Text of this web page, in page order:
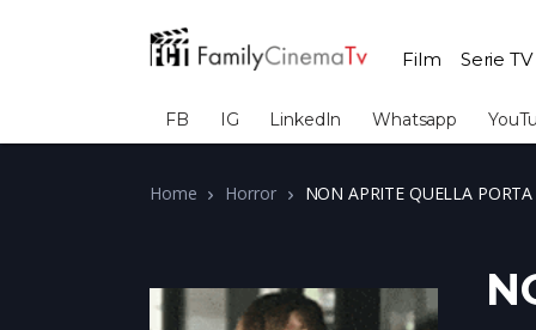
Film Serie TV
FB IG LinkedIn Whatsapp
Home Horror NON APRITE QUELLA PORTA